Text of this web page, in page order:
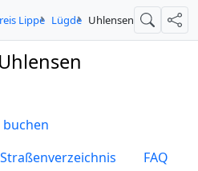
Lippe Lügde Uhlensen Suche
Straßenverzeichnis
FAQ